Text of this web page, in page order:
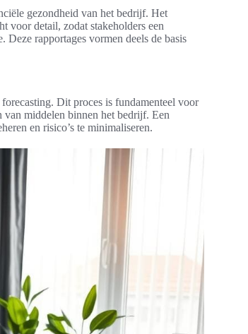
gezondheid van het bedrijf. Het
voor detail, zodat stakeholders een
rapportages vormen deels de basis
Dit proces is fundamenteel voor
van middelen binnen het bedrijf. Een
en risico’s te minimaliseren.